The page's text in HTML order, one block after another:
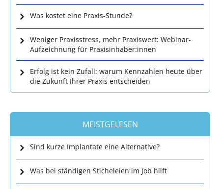
Was kostet eine Praxis-Stunde?
Weniger Praxisstress, mehr Praxiswert: Webinar-
Aufzeichnung für Praxisinhaber:innen
Erfolg ist kein Zufall: warum Kennzahlen heute über
die Zukunft Ihrer Praxis entscheiden
MEISTGELESEN
Sind kurze Implantate eine Alternative?
Was bei ständigen Sticheleien im Job hilft